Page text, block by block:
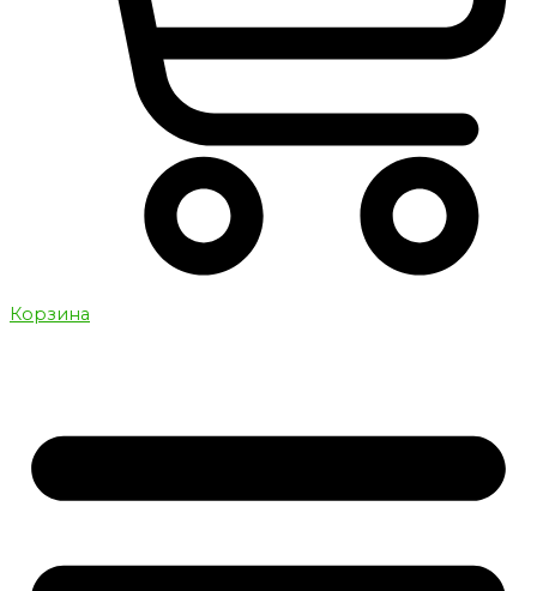
Корзина